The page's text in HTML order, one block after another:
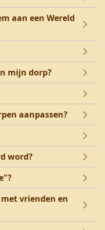
aan een Wereld
mijn dorp?
aanpassen?
word?
vrienden en